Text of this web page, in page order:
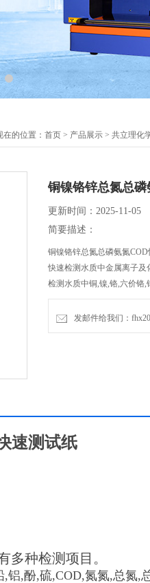
在的位置： 首页 > 产品展示 > 共立理化
铜镍铬锌总氮总
更新时间：2025-11-05
简要描述：
铜镍铬锌总氮总磷氨氮
快速检测水质中金属离子及
检测水质中铜,镍,铬,六价铬,
发邮件给我们：
速测试纸
多种检测项目。
,酚,硫,COD,氮氮,总氮,